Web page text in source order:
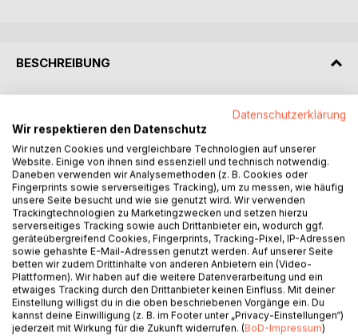
BESCHREIBUNG
An seinem sechzehnten Geburtstag hat Steve einen
folgenschweren Autounfall mit seinen Eltern. Als er kurze
Zeit später im Krankenhaus aufwacht, muss er feststellen,
dass seine Welt, so wie er sie kennt, nicht mehr existiert.
Ein Arzt erzählt ihm, dass nicht ein Autounfall der Grund des
Krankenhausaufenthaltes ist, sondern ein schwerer Sturz
mit seinem Fahrrad. Die Situation spitzt sich zu, als er dann
auch noch erfahren muss, dass seine Eltern bereits seit 10
Jahren tot sind und er seitdem bei seiner Tante lebt. Kurz
bevor er den Verstand verliert, lernt er die sprechende
Ratte Buddy kennen. Diese erklärt ihm, dass er nach
seinem Autounfall, nicht mehr in seiner realen Welt erwacht
ist, sondern wie die Ratte selbst, im Reich der Träume.
Diese Lebewesen nennt man Träumer, die magische Kräfte
Datenschutzerklärung
Wir respektieren den Datenschutz
Wir nutzen Cookies und vergleichbare Technologien auf unserer
Website. Einige von ihnen sind essenziell und technisch notwendig.
Daneben verwenden wir Analysemethoden (z. B. Cookies oder
Fingerprints sowie serverseitiges Tracking), um zu messen, wie häufig
unsere Seite besucht und wie sie genutzt wird. Wir verwenden
Trackingtechnologien zu Marketingzwecken und setzen hierzu
serverseitiges Tracking sowie auch Drittanbieter ein, wodurch ggf.
geräteübergreifend Cookies, Fingerprints, Tracking-Pixel, IP-Adressen
sowie gehashte E-Mail-Adressen genutzt werden. Auf unserer Seite
betten wir zudem Drittinhalte von anderen Anbietern ein (Video-
Plattformen). Wir haben auf die weitere Datenverarbeitung und ein
etwaiges Tracking durch den Drittanbieter keinen Einfluss. Mit deiner
Einstellung willigst du in die oben beschriebenen Vorgänge ein. Du
kannst deine Einwilligung (z. B. im Footer unter „Privacy-Einstellungen“)
jederzeit mit Wirkung für die Zukunft widerrufen. (BoD-Impressum)